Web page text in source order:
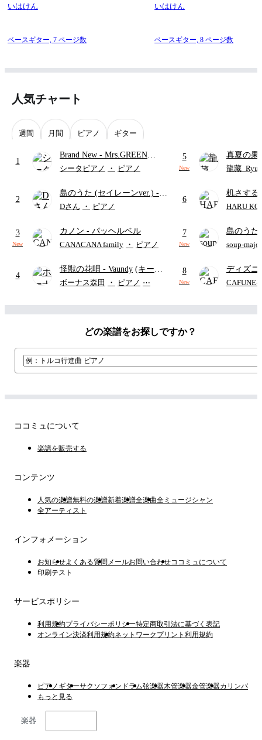
いはけん
ベースギター, 7 ページ数
いはけん
ベースギター,8 ページ数
人気チャート
週間 月間 ピアノ ギター
1
Brand New - Mrs.GREEN
APPLE
シータピアノ ・ ピアノ
2
島のうた (セイレーンver.) -
セイレーン(CV.鈴木みのり)
ード・ペダル付き/『映画ちい
かわ 人魚の島のひみつ』よ
Dさん ・ ピアノ
3
New
カノン - パッヘルベル
CANACANA family ・ ピアノ
4
怪獣の花唄 - Vaundy (キーボ
ードパート)
ボーナス森田 ・ ピアノ ⋯
5
New
真夏の
ターズ
龍藏
6
机さする
HARU
7
New
島のうた
映画ちい
soup-majo
8
New
ディズ
レー-
ード有)
CAFUNE-
どの楽譜をお探しですか？
ココミュについて
楽譜を販売する
コンテンツ
人気の楽譜無料の楽譜新着楽譜全楽曲全ミュージシャン
全アーティスト
インフォメーション
お知らせよくある質問 メールお問い合わせココミュについて
印刷テスト
サービスポリシー
利用規約プライバシーポリシー特定商取引法に基づく表記
オンライン決済利用規約ネットワークプリント利用規約
楽器
ピアノ ギターサクソフォン ドラム弦楽器木管楽器金管楽器カリンバ
もっと見る
楽器